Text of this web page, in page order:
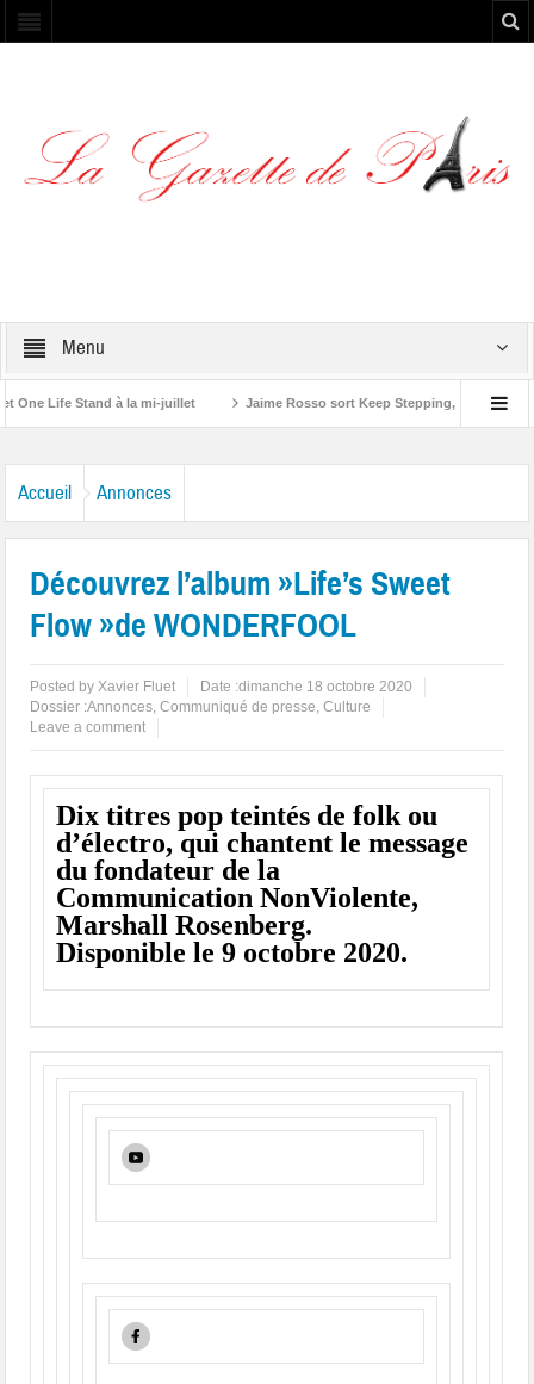
Menu
Life Stand à la mi-juillet Jaime Rosso sort Keep Stepping, son nouvel EP
Accueil Annonces
Découvrez l’album »Life’s Sweet
Flow »de WONDERFOOL
Posted byXavier Fluet Date :dimanche 18 octobre 2020
Dossier :Annonces,Communiqué de presse,Culture
Leave a comment
Dix titres pop teintés de folk ou
d’électro, qui chantent le message
du fondateur de la
Communication NonViolente,
Marshall Rosenberg.
Disponible le 9 octobre 2020.